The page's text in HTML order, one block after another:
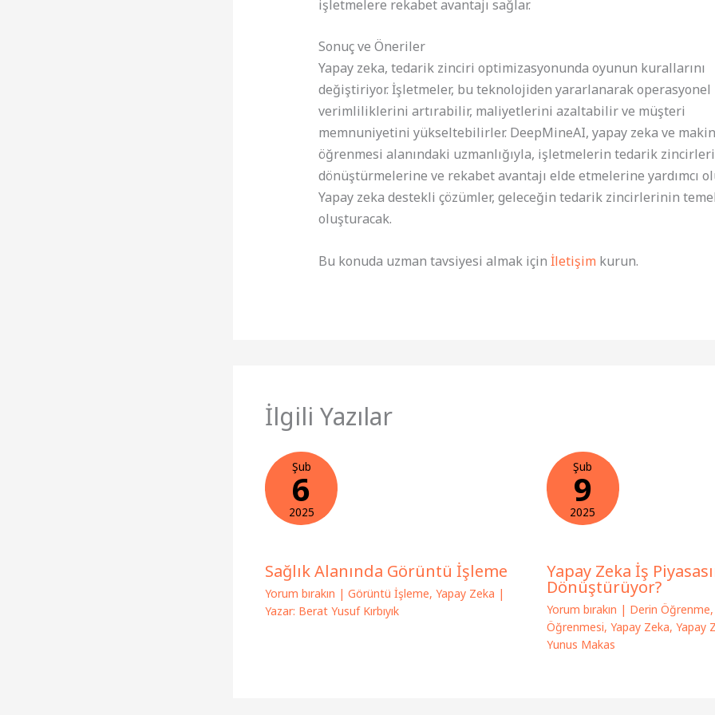
işletmelere rekabet avantajı sağlar.
Sonuç ve Öneriler
Yapay zeka, tedarik zinciri optimizasyonunda oyunun kurallarını
değiştiriyor. İşletmeler, bu teknolojiden yararlanarak operasyonel
verimliliklerini artırabilir, maliyetlerini azaltabilir ve müşteri
memnuniyetini yükseltebilirler. DeepMineAI, yapay zeka ve
öğrenmesi alanındaki uzmanlığıyla, işletmelerin tedarik
dönüştürmelerine ve rekabet avantajı elde etmelerine yardımcı
Yapay zeka destekli çözümler, geleceğin tedarik zincirlerinin
oluşturacak.
Bu konuda uzman tavsiyesi almak için İletişimkurun.
İlgili Yazılar
Şub
6
2025
Sağlık Alanında Görüntü İşleme
Yorum bırakın | Görüntü İşleme, Yapay Zeka |
Yazar: Berat Yusuf Kırbıyık
Şub
9
2025
Yapay Zeka İş
Dönüştürüyor?
Yorum bırakın | Derin Öğrenme,
Öğrenmesi, Yapay Zeka, Yapay
Yunus Makas